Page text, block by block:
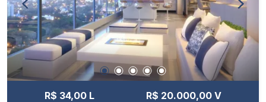
R$ 34,00 L R$ 20.000,00 V